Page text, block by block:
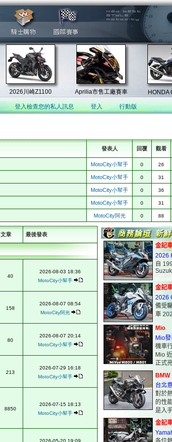
登入檢查您的私人訊息 登入 行動版
發表人 回覆 觀看
MotoCity小幫手 0 26
MotoCity小幫手 0 31
MotoCity小幫手 0 36
MotoCity小幫手 0 31
MotoCity阿光 0 88
文章 最後發表
40
2026-08-03 18:36
MotoCity小幫手
158
2026-08-07 08:54
MotoCity阿光
80
2026-08-07 20:14
MotoCity小幫手
213
2026-07-29 16:18
MotoCity小幫手
8850
2026-07-15 18:13
MotoCity小幫手
2026-05-20 19:09